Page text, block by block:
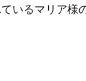
いるマリア様